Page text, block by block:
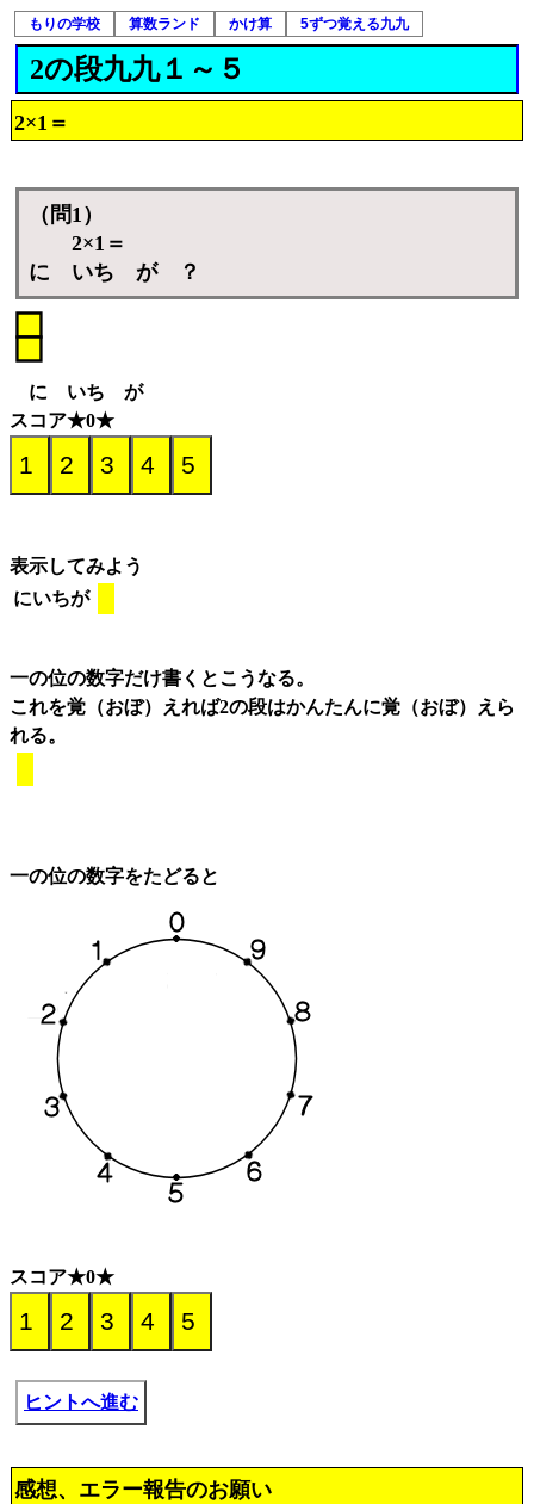
もりの学校 算数ランド かけ算 5ずつ覚える九九
2の段九九１～５
2×1＝
（問1）
2×1＝
に いち が ？
に いち が
スコア★0★
表示してみよう
にいちが
一の位の数字だけ書くとこうなる。
これを覚（おぼ）えれば2の段はかんたんに覚（おぼ）えら
れる。
一の位の数字をたどると
スコア★0★
ヒントへ進む
感想、エラー報告のお願い